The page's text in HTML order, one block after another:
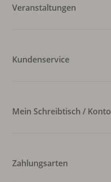
Veranstaltungen
Kundenservice
Mein Schreibtisch / Konto
Zahlungsarten